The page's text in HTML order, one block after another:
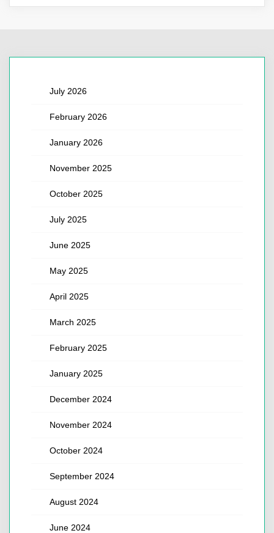
July 2026
February 2026
January 2026
November 2025
October 2025
July 2025
June 2025
May 2025
April 2025
March 2025
February 2025
January 2025
December 2024
November 2024
October 2024
September 2024
August 2024
June 2024